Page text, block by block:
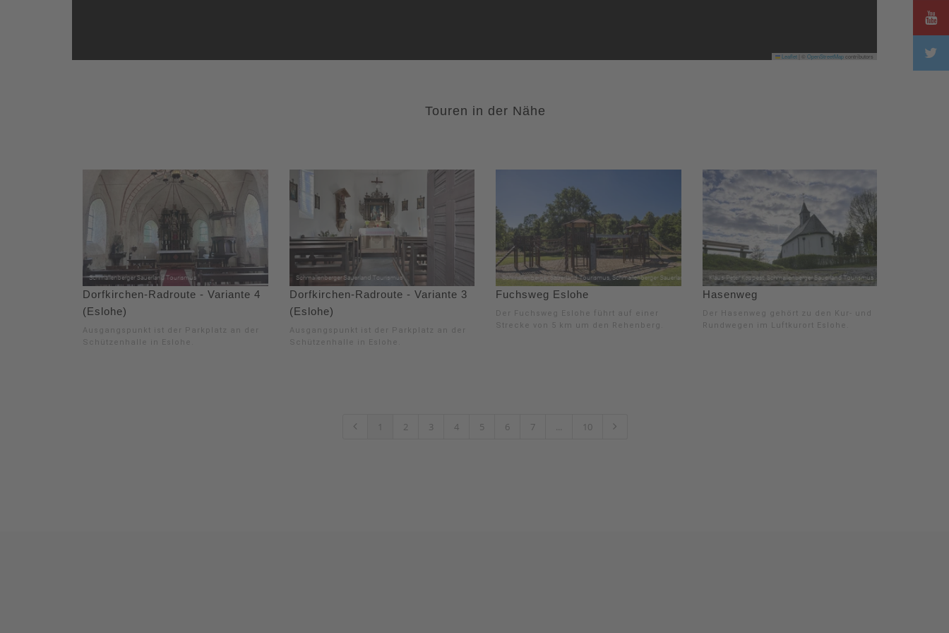
Leaflet OpenStreetMapcontributors
Touren in der Nähe
Dorfkirchen-Radroute - Variante 4
(Eslohe)
Ausgangspunkt ist der Parkplatz an der
Schützenhalle in Eslohe.
Dorfkirchen-Radroute - Variante 3
(Eslohe)
Ausgangspunkt ist der Parkplatz an der
Schützenhalle in Eslohe.
Fuchsweg Eslohe
Der Fuchsweg Eslohe führt auf einer
Strecke von 5 km um den Rehenberg.
Hasenweg
Der Hasenweg gehört zu den Kur- und
Rundwegen im Luftkurort Eslohe.
1 2 3 4 5 6 7 ... 10